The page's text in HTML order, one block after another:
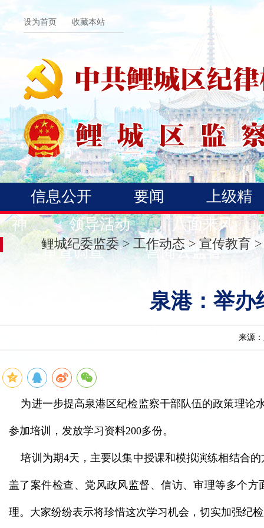
设为首页 收藏本站
信息公开 要闻
上级精
神
领导活动
八面来风
审查调查
营商云监督
鲤城纪委监委>工作动态 > 宣传教育 >
泉港：举办
来源
为进一步提高泉港区纪检监察干部队伍的政策理论
参加培训，发放学习资料200多份。
培训为期4天，主要以集中授课和模拟演练相结合
盖了案件检查、党风政风监督、信访、审理等多个
理。大家纷纷表示将珍惜这次学习机会，切实加强纪